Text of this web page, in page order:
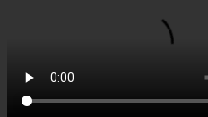
M8转接头